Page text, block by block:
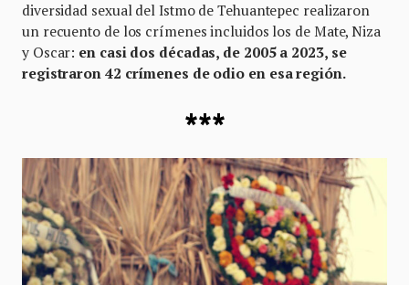
diversidad sexual del Istmo de Tehuantepec realizaron
un recuento de los crímenes incluidos los de Mate, Niza
y Oscar: en casi dos décadas, de 2005 a 2023, se
registraron 42 crímenes de odio en esa región.
***